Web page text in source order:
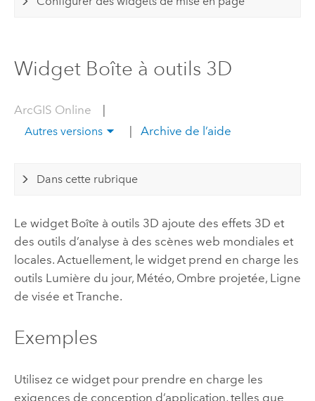
Widget Boîte à outils 3D
ArcGIS Online
Autres versions Archive de l’aide
Dans cette rubrique
Le widget Boîte à outils 3D ajoute des effets 3D et
des outils d’analyse à des scènes web mondiales et
locales. Actuellement, le widget prend en charge les
outils Lumière du jour, Météo, Ombre projetée, Ligne
de visée et Tranche.
Exemples
Utilisez ce widget pour prendre en charge les
exigences de conception d’application, telles que